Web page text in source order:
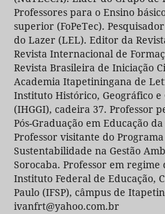
Professores para o Ensino
superior (FoPeTec).
do Lazer (LEL). Editor da
Revista Internacional de
Revista Brasileira de Iniciação
Academia Itapetiningana de
Instituto Histórico, Geográfico
(IHGGI), cadeira 37. Professor
Pós-Graduação em Educação
Professor visitante do
Sustentabilidade na Gestão
Sorocaba. Professor em
Instituto Federal de Educação,
Paulo (IFSP), câmpus de
ivanfrt@yahoo.com.br